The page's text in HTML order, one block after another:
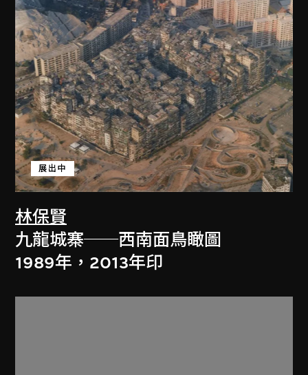
林保賢
展出中
九龍城寨──西南面鳥瞰圖
1989年，2013年印